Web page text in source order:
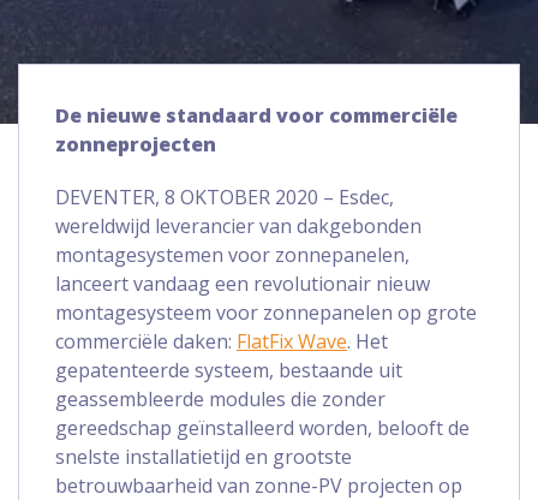
De nieuwe standaard voor commerciële
zonneprojecten
DEVENTER, 8 OKTOBER 2020 – Esdec,
wereldwijd leverancier van dakgebonden
montagesystemen voor zonnepanelen,
lanceert vandaag een revolutionair nieuw
montagesysteem voor zonnepanelen op grote
commerciële daken: FlatFix Wave. Het
gepatenteerde systeem, bestaande uit
geassembleerde modules die zonder
gereedschap geïnstalleerd worden, belooft de
snelste installatietijd en grootste
betrouwbaarheid van zonne-PV projecten op